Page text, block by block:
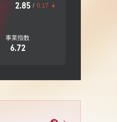
事業指数
6.72
2.85 / 0.17